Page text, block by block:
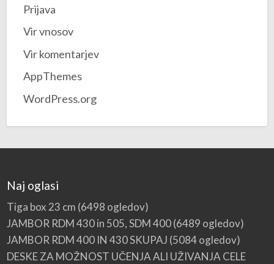
Prijava
Vir vnosov
Vir komentarjev
AppThemes
WordPress.org
Naj oglasi
Tiga box 23 cm (6498 ogledov)
JAMBOR RDM 430 in 505, SDM 400(6489 ogledov)
JAMBOR RDM 400 IN 430 SKUPAJ (5084 ogledov)
DESKE ZA MOŽNOST UČENJA ALI UŽIVANJA CELE